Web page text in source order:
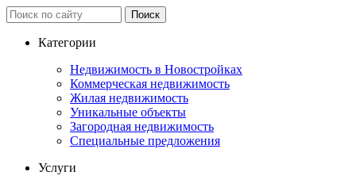
Категории
Недвижимость в Новостройках
Коммерческая недвижимость
Жилая недвижимость
Уникальные объекты
Загородная недвижимость
Специальные предложения
Услуги